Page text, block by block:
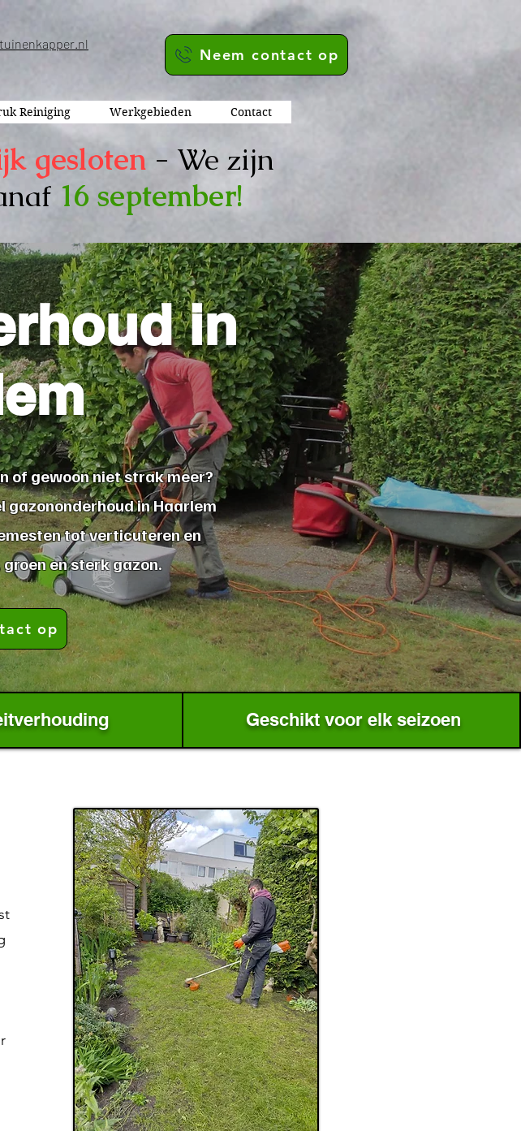
Neem contact op
Reiniging Werkgebieden Contact
gesloten - We zijn
16 september!
in
of gewoon niet strak meer?
in Haarlem
tot verticuteren en
en sterk gazon.
op
Geschikt voor elk seizoen